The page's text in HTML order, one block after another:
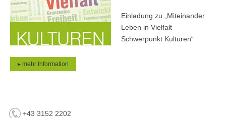
Einladung zu „Miteinander
Leben in Vielfalt –
Schwerpunkt Kulturen“
▸ mehr Information
+43 3152 2202